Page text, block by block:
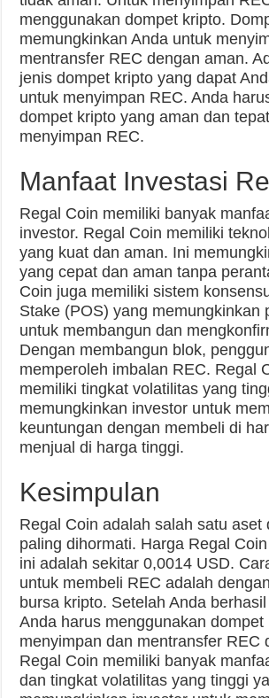
menggunakan dompet kripto.
memungkinkan Anda untuk
mentransfer REC dengan aman.
jenis dompet kripto yang dapat
untuk menyimpan REC. Anda
dompet kripto yang aman dan
menyimpan REC.
Manfaat Investasi
Regal Coin memiliki banyak
investor. Regal Coin memiliki
yang kuat dan aman. Ini
yang cepat dan aman tanpa
Coin juga memiliki sistem
Stake (POS) yang memungkinkan
untuk membangun dan
Dengan membangun blok,
memperoleh imbalan REC. Regal
memiliki tingkat volatilitas yang
memungkinkan investor untuk
keuntungan dengan membeli di
menjual di harga tinggi.
Kesimpulan
Regal Coin adalah salah satu aset
paling dihormati. Harga Regal
ini adalah sekitar 0,0014 USD.
untuk membeli REC adalah
bursa kripto. Setelah Anda
Anda harus menggunakan dompet
menyimpan dan mentransfer REC
Regal Coin memiliki banyak
dan tingkat volatilitas yang tinggi